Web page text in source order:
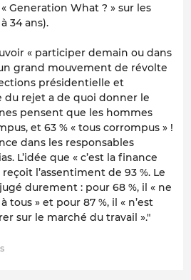
Generation What ? » sur les
34 ans).
« participer demain ou dans
grand mouvement de révolte
présidentielle et
du rejet a de quoi donner le
pensent que les hommes
et 63 % « tous corrompus » !
dans les responsables
L’idée que « c’est la finance
l’assentiment de 93 %. Le
durement : pour 68 %, il « ne
tous » et pour 87 %, il « n’est
sur le marché du travail »."